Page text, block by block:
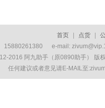
首页 点货
e-mail:
2016 阿九助手（原0890助手） 版
任何建议或者意见请E-MAIL至